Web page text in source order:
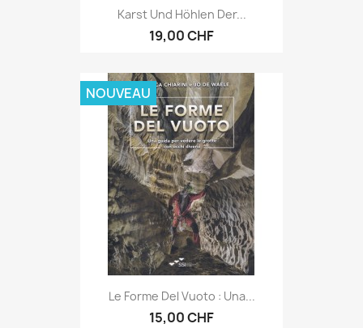
Karst Und Höhlen Der...
19,00 CHF
Le Forme Del Vuoto : Una...
15,00 CHF
NOUVEAU